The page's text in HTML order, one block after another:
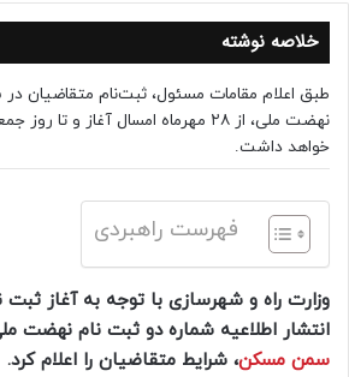
خلاصه نوشته
طبق اعلام مقامات مسئول، ثبت‌نام متقاضیان
خواهد داشت.
فهرست راهبردی
وزارت راه و شهرسازی با توجه به آغاز ثبت
انتشار اطلاعیه شماره دو ثبت نام نهضت
سمن مسکن، شرایط متقاضیان را اعلام کرد.